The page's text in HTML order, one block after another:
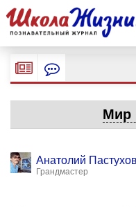
Мир
Анатолий Пастухов
Грандмастер